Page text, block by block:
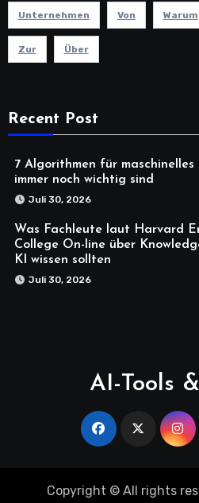
Unternehmen Von Warum
Zur Über
Recent Post
7 Algorithmen für maschinelles
immer noch wichtig sind
Juli 30, 2026
Was Fachleute laut Harvard
College On-line über
KI wissen sollten
Juli 30, 2026
AI-Tools
Copyright © All rights